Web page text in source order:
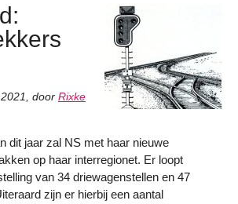
, door Rixke
dit jaar zal NS met haar nieuwe
op haar interregionet. Er loopt
van 34 driewagenstellen en 47
zijn er hierbij een aantal